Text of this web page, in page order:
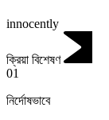
innocently
ক্রিয়া বিশেষণ
01
নির্দোষভাবে